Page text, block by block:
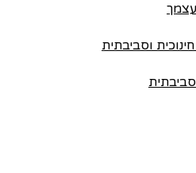
וסביבתית